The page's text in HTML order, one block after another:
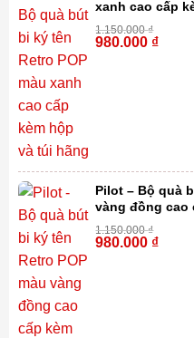
xanh cao cấp
1.150.000₫
980.000 ₫
Pilot – Bộ quà
vàng đồng cao
1.150.000₫
980.000 ₫